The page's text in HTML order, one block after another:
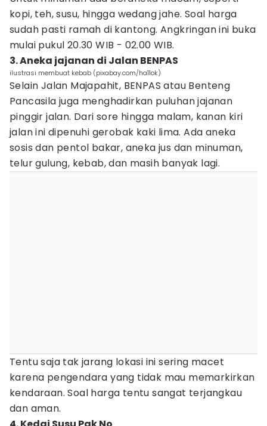
kopi, teh, susu, hingga wedang jahe. Soal harga
sudah pasti ramah di kantong. Angkringan ini buka
mulai pukul 20.30 WIB - 02.00 WIB.
3. Aneka jajanan di Jalan BENPAS
ilustrasi membuat kebab (pixabay.com/ha11ok)
Selain Jalan Majapahit, BENPAS atau Benteng
Pancasila juga menghadirkan puluhan jajanan
pinggir jalan. Dari sore hingga malam, kanan kiri
jalan ini dipenuhi gerobak kaki lima. Ada aneka
sosis dan pentol bakar, aneka jus dan minuman,
telur gulung, kebab, dan masih banyak lagi.
Tentu saja tak jarang lokasi ini sering macet
karena pengendara yang tidak mau memarkirkan
kendaraan. Soal harga tentu sangat terjangkau
dan aman.